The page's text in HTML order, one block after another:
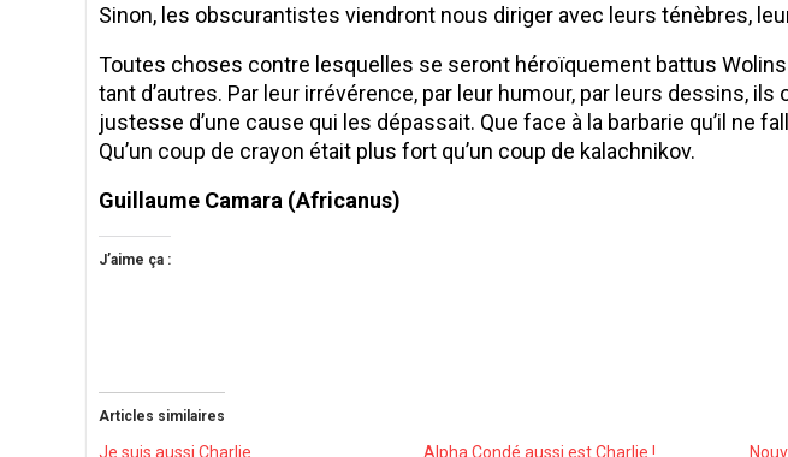
Sinon, les obscurantistes viendront nous diriger avec leurs ténèbres,
Toutes choses contre lesquelles se seront héroïquement battus
tant d’autres. Par leur irrévérence, par leur humour, par leurs dessins, ils
justesse d’une cause qui les dépassait. Que face à la barbarie qu’il ne
Qu’un coup de crayon était plus fort qu’un coup de kalachnikov.
Guillaume Camara (Africanus)
J’aime ça :
Articles similaires
Je suis aussi Charlie
Alpha Condé aussi est Charlie !